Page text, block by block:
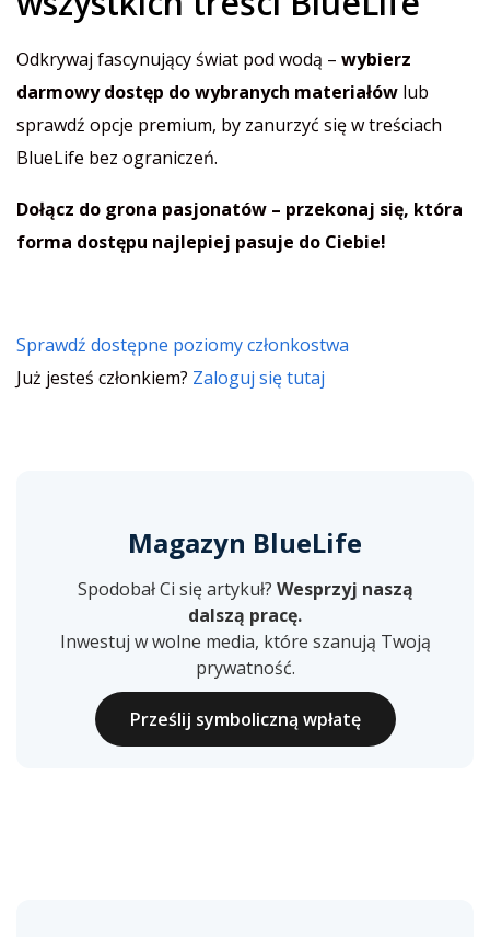
Odkrywaj fascynujący świat pod wodą – wybierz
darmowy dostęp do wybranych materiałów lub
sprawdź opcje premium, by zanurzyć się w treściach
BlueLife bez ograniczeń.
Dołącz do grona pasjonatów – przekonaj się, która
forma dostępu najlepiej pasuje do Ciebie!
Sprawdź dostępne poziomy członkostwa
Już jesteś członkiem? Zaloguj się tutaj
Magazyn BlueLife
Spodobał Ci się artykuł? Wesprzyj naszą
dalszą pracę.
Inwestuj w wolne media, które szanują Twoją
prywatność.
Prześlij symboliczną wpłatę